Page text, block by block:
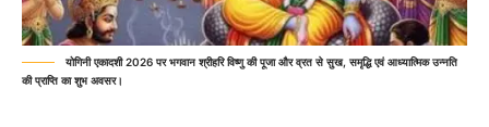
योगिनी एकादशी 2026 पर भगवान श्रीहरि विष्णु की पूजा और व्रत से सुख, समृद्धि एवं आध्यात्मिक उन्नति
की प्राप्ति का शुभ अवसर।